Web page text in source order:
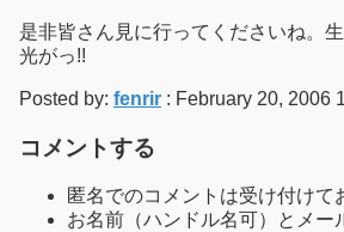
是非皆さん見に行ってくださいね。
光がっ!!
Posted by: fenrir : February 20, 2006
コメントする
匿名でのコメントは受け付けて
お名前（ハンドル名可）とメー